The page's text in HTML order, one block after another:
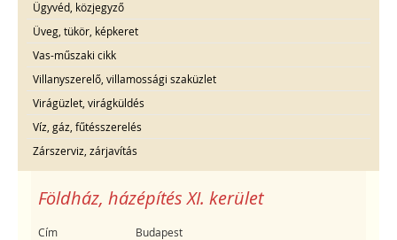
Ügyvéd, közjegyző
Üveg, tükör, képkeret
Vas-műszaki cikk
Villanyszerelő, villamossági szaküzlet
Virágüzlet, virágküldés
Víz, gáz, fűtésszerelés
Zárszerviz, zárjavítás
Földház, házépítés XI. kerület
Cím Budapest